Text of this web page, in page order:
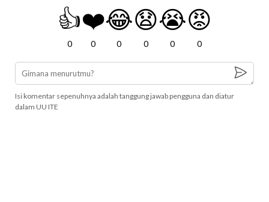
👍
0
❤️
0
😂
0
😧
0
😭
0
😡
0
Isi komentar sepenuhnya adalah tanggung jawab pengguna dan diatur
dalam UU ITE